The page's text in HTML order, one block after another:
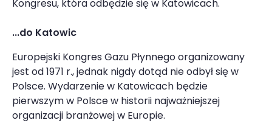
Kongresu, która odbędzie się w Katowicach.
...do Katowic
Europejski Kongres Gazu Płynnego organizowany
jest od 1971 r., jednak nigdy dotąd nie odbył się w
Polsce. Wydarzenie w Katowicach będzie
pierwszym w Polsce w historii najważniejszej
organizacji branżowej w Europie.